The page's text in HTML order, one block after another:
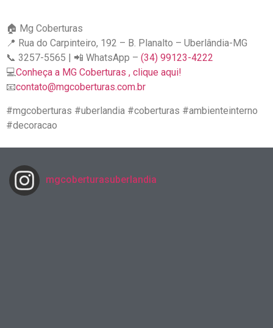
🏠 Mg Coberturas
📍 Rua do Carpinteiro, 192 – B. Planalto – Uberlândia-MG
📞 3257-5565 | 📲 WhatsApp – (34) 99123-4222
💻Conheça a MG Coberturas , clique aqui!
📧contato@mgcoberturas.com.br
#mgcoberturas #uberlandia #coberturas #ambienteinterno
#decoracao
mgcoberturasuberlandia